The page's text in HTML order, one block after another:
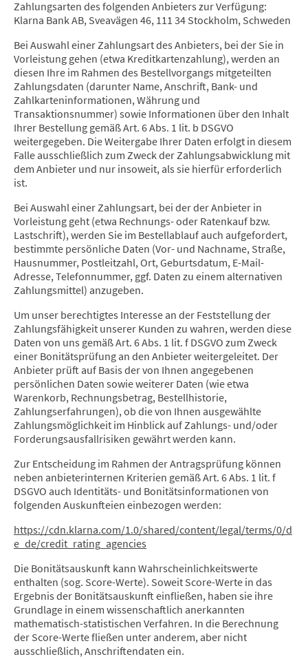
Zahlungsarten des folgenden Anbieters zur Verfügung:
Klarna Bank AB, Sveavägen 46, 111 34 Stockholm, Schweden
Bei Auswahl einer Zahlungsart des Anbieters, bei der Sie in
Vorleistung gehen (etwa Kreditkartenzahlung), werden an
diesen Ihre im Rahmen des Bestellvorgangs mitgeteilten
Zahlungsdaten (darunter Name, Anschrift, Bank- und
Zahlkarteninformationen, Währung und
Transaktionsnummer) sowie Informationen über den Inhalt
Ihrer Bestellung gemäß Art. 6 Abs. 1 lit. b DSGVO
weitergegeben. Die Weitergabe Ihrer Daten erfolgt in diesem
Falle ausschließlich zum Zweck der Zahlungsabwicklung mit
dem Anbieter und nur insoweit, als sie hierfür erforderlich
ist.
Bei Auswahl einer Zahlungsart, bei der der Anbieter in
Vorleistung geht (etwa Rechnungs- oder Ratenkauf bzw.
Lastschrift), werden Sie im Bestellablauf auch aufgefordert,
bestimmte persönliche Daten (Vor- und Nachname, Straße,
Hausnummer, Postleitzahl, Ort, Geburtsdatum, E-Mail-
Adresse, Telefonnummer, ggf. Daten zu einem alternativen
Zahlungsmittel) anzugeben.
Um unser berechtigtes Interesse an der Feststellung der
Zahlungsfähigkeit unserer Kunden zu wahren, werden diese
Daten von uns gemäß Art. 6 Abs. 1 lit. f DSGVO zum Zweck
einer Bonitätsprüfung an den Anbieter weitergeleitet. Der
Anbieter prüft auf Basis der von Ihnen angegebenen
persönlichen Daten sowie weiterer Daten (wie etwa
Warenkorb, Rechnungsbetrag, Bestellhistorie,
Zahlungserfahrungen), ob die von Ihnen ausgewählte
Zahlungsmöglichkeit im Hinblick auf Zahlungs- und/oder
Forderungsausfallrisiken gewährt werden kann.
Zur Entscheidung im Rahmen der Antragsprüfung können
neben anbieterinternen Kriterien gemäß Art. 6 Abs. 1 lit. f
DSGVO auch Identitäts- und Bonitätsinformationen von
folgenden Auskunfteien einbezogen werden:
https://cdn.klarna.com/1.0/shared/content/legal/terms/0/d
e_de/credit_rating_agencies
Die Bonitätsauskunft kann Wahrscheinlichkeitswerte
enthalten (sog. Score-Werte). Soweit Score-Werte in das
Ergebnis der Bonitätsauskunft einfließen, haben sie ihre
Grundlage in einem wissenschaftlich anerkannten
mathematisch-statistischen Verfahren. In die Berechnung
der Score-Werte fließen unter anderem, aber nicht
ausschließlich, Anschriftendaten ein.